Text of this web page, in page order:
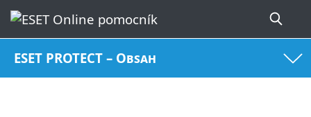
ESET PROTECT – Obsah